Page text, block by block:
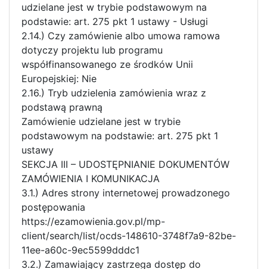
udzielane jest w trybie podstawowym na
podstawie: art. 275 pkt 1 ustawy - Usługi
2.14.) Czy zamówienie albo umowa ramowa
dotyczy projektu lub programu
współfinansowanego ze środków Unii
Europejskiej: Nie
2.16.) Tryb udzielenia zamówienia wraz z
podstawą prawną
Zamówienie udzielane jest w trybie
podstawowym na podstawie: art. 275 pkt 1
ustawy
SEKCJA III – UDOSTĘPNIANIE DOKUMENTÓW
ZAMÓWIENIA I KOMUNIKACJA
3.1.) Adres strony internetowej prowadzonego
postępowania
https://ezamowienia.gov.pl/mp-
client/search/list/ocds-148610-3748f7a9-82be-
11ee-a60c-9ec5599dddc1
3.2.) Zamawiający zastrzega dostęp do